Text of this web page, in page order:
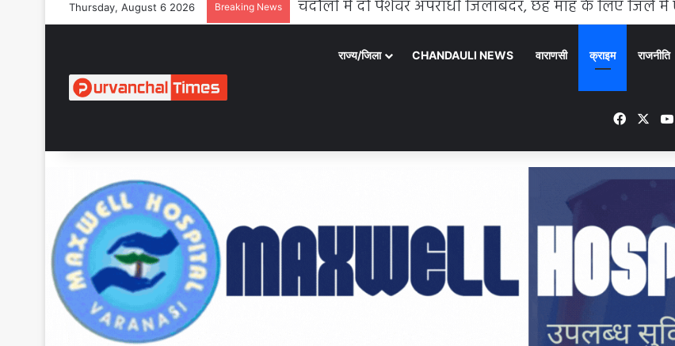
Thursday, August 6 2026 Breaking News
राज्य/जिला CHANDAULI NEWS वाराणसी क्राइम राजनीति